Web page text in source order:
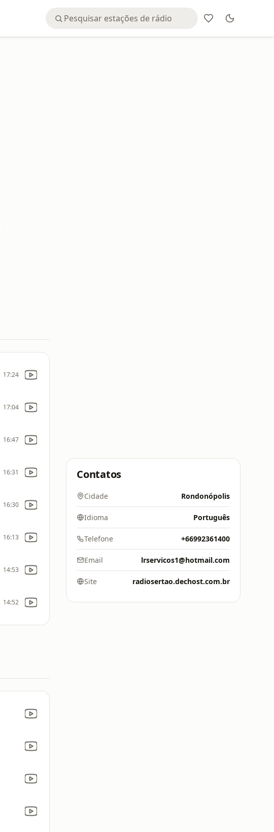
17:24
17:04
16:47
16:31
16:30
16:13
14:53
14:52
Contatos
Cidade Rondonópolis
Idioma Português
Telefone +66992361400
Email lrservicos1@hotmail.com
Site radiosertao.dechost.com.br